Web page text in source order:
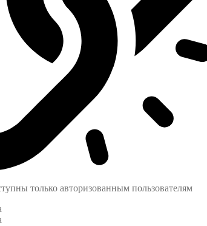
только авторизованным пользователям